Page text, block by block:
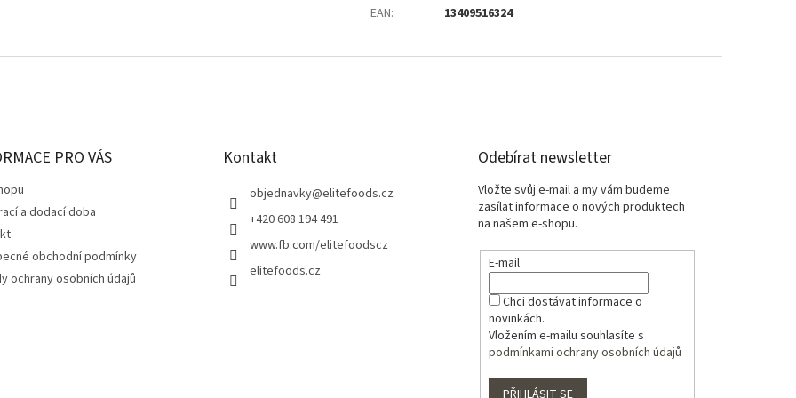
EAN: 13409516324
PRO VÁS
a dodací doba
obchodní podmínky
ochrany osobních údajů
Kontakt
objednavky@elitefoods.cz
+420 608 194 491
www.fb.com/elitefoodscz
elitefoods.cz
Odebírat newsletter
Vložte svůj e-mail a my vám budeme
zasílat informace o nových produktech
na našem e-shopu.
E-mail
Chci dostávat informace o
novinkách.
Vložením e-mailu souhlasíte s
podmínkami ochrany osobních údajů